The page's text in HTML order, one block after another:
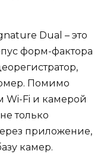
Dual – это
форм-фактора
Помимо
Wi-Fi и камерой
только
приложение,
камер.